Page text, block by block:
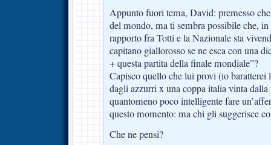
Appunto fuori tema, David: premesso
del mondo, ma ti sembra possibile che,
rapporto fra Totti e la Nazionale sta
capitano giallorosso se ne esca con una
+ questa partita della finale mondiale”?
Capisco quello che lui provi (io baratterei
dagli azzurri x una coppa italia vinta
quantomeno poco intelligente fare
questo momento: ma chi gli suggerisce
Che ne pensi?